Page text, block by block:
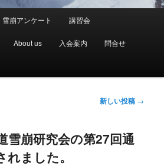
雪崩アンケート 講習会
About us 入会案内 問合せ
新しい投稿 →
雪崩研究会の第27回通
ました。